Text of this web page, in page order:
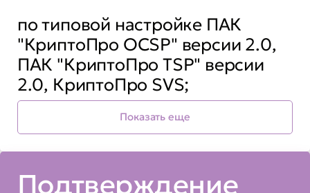
по типовой настройке ПАК
"КриптоПро OCSP" версии 2.0,
ПАК "КриптоПро TSP" версии
2.0, КриптоПро SVS;
Вы сможете:
проводить установку ПАК
Показать еще
Подтверждение